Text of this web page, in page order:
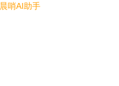
晨哨AI助手